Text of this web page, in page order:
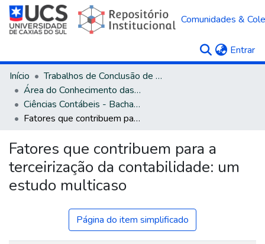
Comunidades &
Entrar
Início
Trabalhos de Conclusão de Curso
Área do Conhecimento das Ciências Sociais Aplicadas
Ciências Contábeis - Bacharelado
Fatores que contribuem para a terceirização da contabilidade: um estudo multicaso
Fatores que contribuem para a
terceirização da contabilidade: um
estudo multicaso
Página do item simplificado